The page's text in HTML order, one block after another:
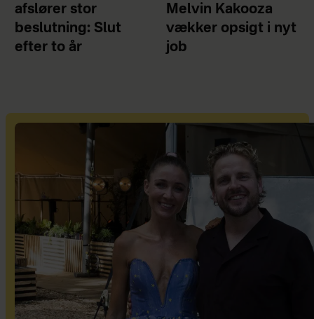
afslører stor
beslutning: Slut
efter to år
Melvin Kakooza
vækker opsigt i nyt
job